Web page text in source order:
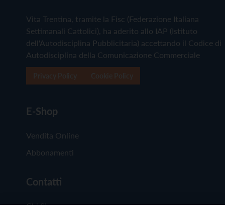
Vita Trentina, tramite la Fisc (Federazione Italiana
Settimanali Cattolici), ha aderito allo IAP (Istituto
dell'Autodisciplina Pubblicitaria) accettando il Codice di
Autodisciplina della Comunicazione Commerciale
E-Shop
Vendita Online
Abbonamenti
Contatti
Chi Siamo